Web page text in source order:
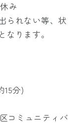
み
られない等、状
ります。
15分)
コミュニティバ